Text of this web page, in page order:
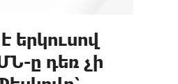
երկուսով
ը դեռ չի